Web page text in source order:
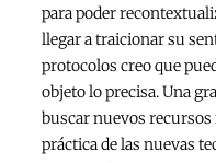
para poder
llegar a traicionar su
protocolos creo que
objeto lo precisa. Una
buscar nuevos recursos
práctica de las nuevas